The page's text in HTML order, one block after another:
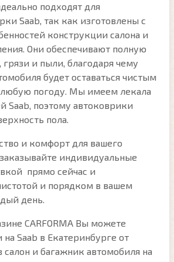
подходят для
Saab, так как изготовлены с
конструкции салона и
Они обеспечивают полную
грязи и пыли, благодаря чему
будет оставаться чистым
погоду. Мы имеем лекала
Saab, поэтому автоковрики
пола.
и комфорт для вашего
индивидуальные
прямо сейчас и
и порядком в вашем
день.
CARFORMA Вы можете
Saab в Екатеринбурге от
салон и багажник автомобиля на